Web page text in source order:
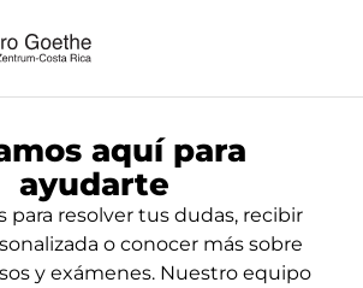
aquí para
ayudarte
para resolver tus dudas, recibir
o conocer más sobre
y exámenes. Nuestro equipo